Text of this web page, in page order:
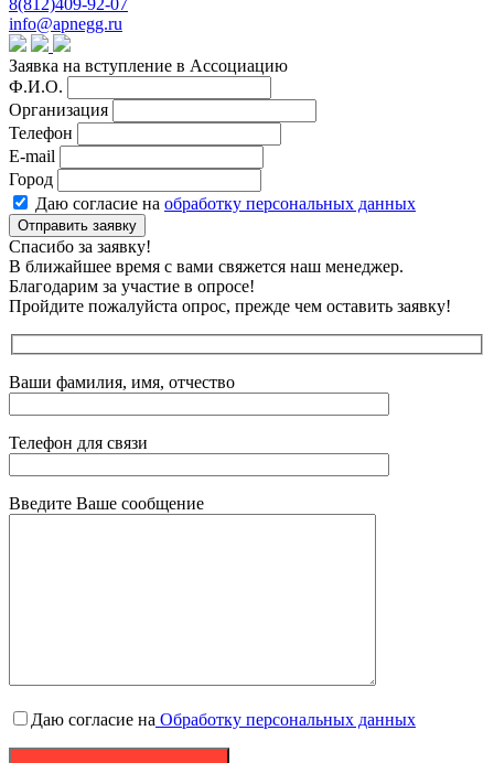
info@apnegg.ru
Заявка на вступление в Ассоциацию
Ф.И.О.
Организация
Телефон
E-mail
Город
Даю согласие на обработку персональных данных
Отправить заявку
Спасибо за заявку!
В ближайшее время с вами свяжется наш менеджер.
Благодарим за участие в опросе!
Пройдите пожалуйста опрос, прежде чем оставить заявку!
Ваши фамилия, имя, отчество
Телефон для связи
Введите Ваше сообщение
Даю согласие на Обработку персональных данных